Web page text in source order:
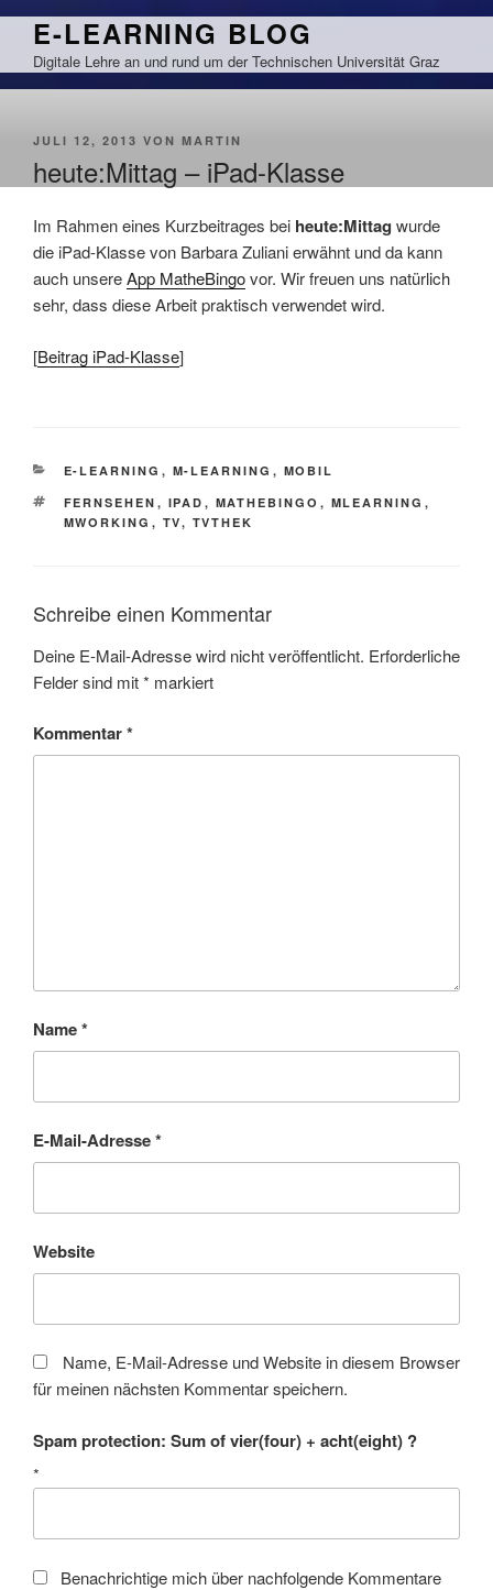
Zum
springen
E-LEARNING BLOG
Digitale Lehre an und rund um der Technischen Universität Graz
VERÖFFENTLICHT
JULI 12, 2013 VON MARTIN
heute:Mittag – iPad-Klasse
Im Rahmen eines Kurzbeitrages bei heute:Mittag wurde
die iPad-Klasse von Barbara Zuliani erwähnt und da kann
auch unsereApp MatheBingovor. Wir freuen uns natürlich
sehr, dass diese Arbeit praktisch verwendet wird.
[Beitrag iPad-Klasse]
KATEGORIEN
E-LEARNING , M-LEARNING , MOBIL
SCHLAGWÖRTER
FERNSEHEN , IPAD , MATHEBINGO , MLEARNING ,
MWORKING , TV, TVTHEK
Schreibe einen Kommentar
Deine E-Mail-Adresse wird nicht veröffentlicht. Erforderliche
Felder sind mit* markiert
Kommentar*
Name*
E-Mail-Adresse*
Website
Name, E-Mail-Adresse und Website in diesem Browser
für meinen nächsten Kommentar speichern.
Spam protection: Sum of vier(four) + acht(eight) ?
*
Benachrichtige mich über nachfolgende Kommentare